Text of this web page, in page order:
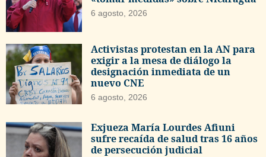
6 agosto, 2026
Activistas protestan en la AN para
exigir a la mesa de diálogo la
designación inmediata de un
nuevo CNE
6 agosto, 2026
Exjueza María Lourdes Afiuni
sufre recaída de salud tras 16 años
de persecución judicial